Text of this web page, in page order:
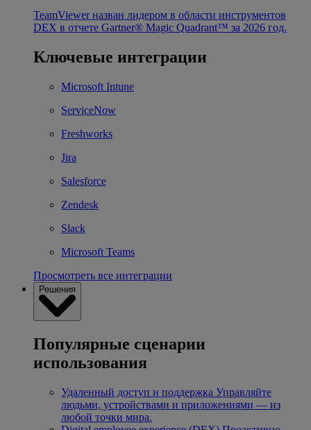
TeamViewer назван лидером в области инструментов
DEX в отчете Gartner® Magic Quadrant™ за 2026 год.
Ключевые интеграции
Microsoft Intune
ServiceNow
Freshworks
Jira
Salesforce
Zendesk
Slack
Microsoft Teams
Просмотреть все интеграции
Решения
Популярные сценарии
использования
Удаленный доступ и поддержка Управляйте
людьми, устройствами и приложениями — из
любой точки мира.